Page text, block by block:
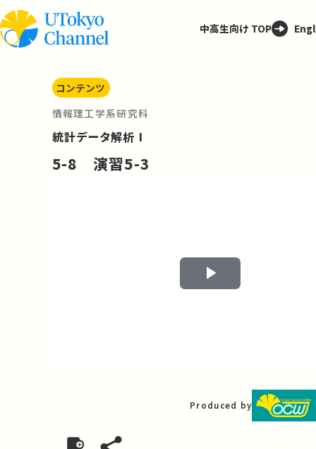
中高生向け TOP
コンテンツ
情報理工学系研究科
統計データ解析 I
5-8 演習5-3
Play
Produced by